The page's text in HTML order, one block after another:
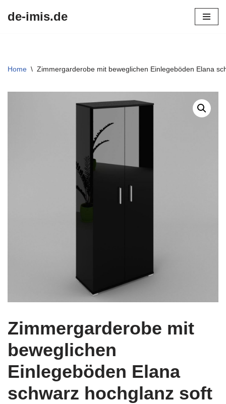
de-imis.de
Home \ Zimmergarderobe mit beweglichen Einlegeböden Elana
Zimmergarderobe mit
beweglichen
Einlegeböden Elana
schwarz hochglanz soft